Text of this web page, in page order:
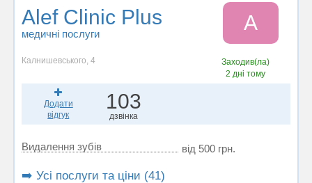
Alef Clinic Plus
медичні послуги A
Калнишевського, 4
Заходив(ла)
2 дні тому
Додати
відгук
103
дзвінка
Видалення зубів від 500 грн.
➡️ Усі послуги та ціни (41)